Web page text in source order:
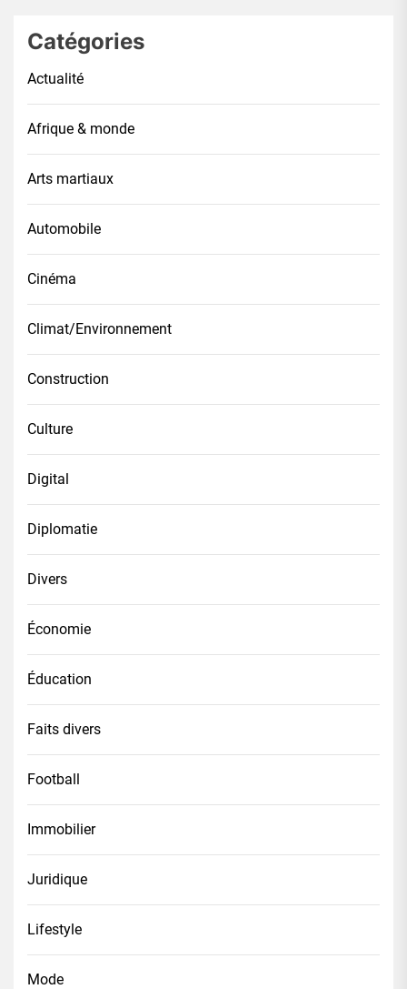
Catégories
Actualité
Afrique & monde
Arts martiaux
Automobile
Cinéma
Climat/Environnement
Construction
Culture
Digital
Diplomatie
Divers
Économie
Éducation
Faits divers
Football
Immobilier
Juridique
Lifestyle
Mode